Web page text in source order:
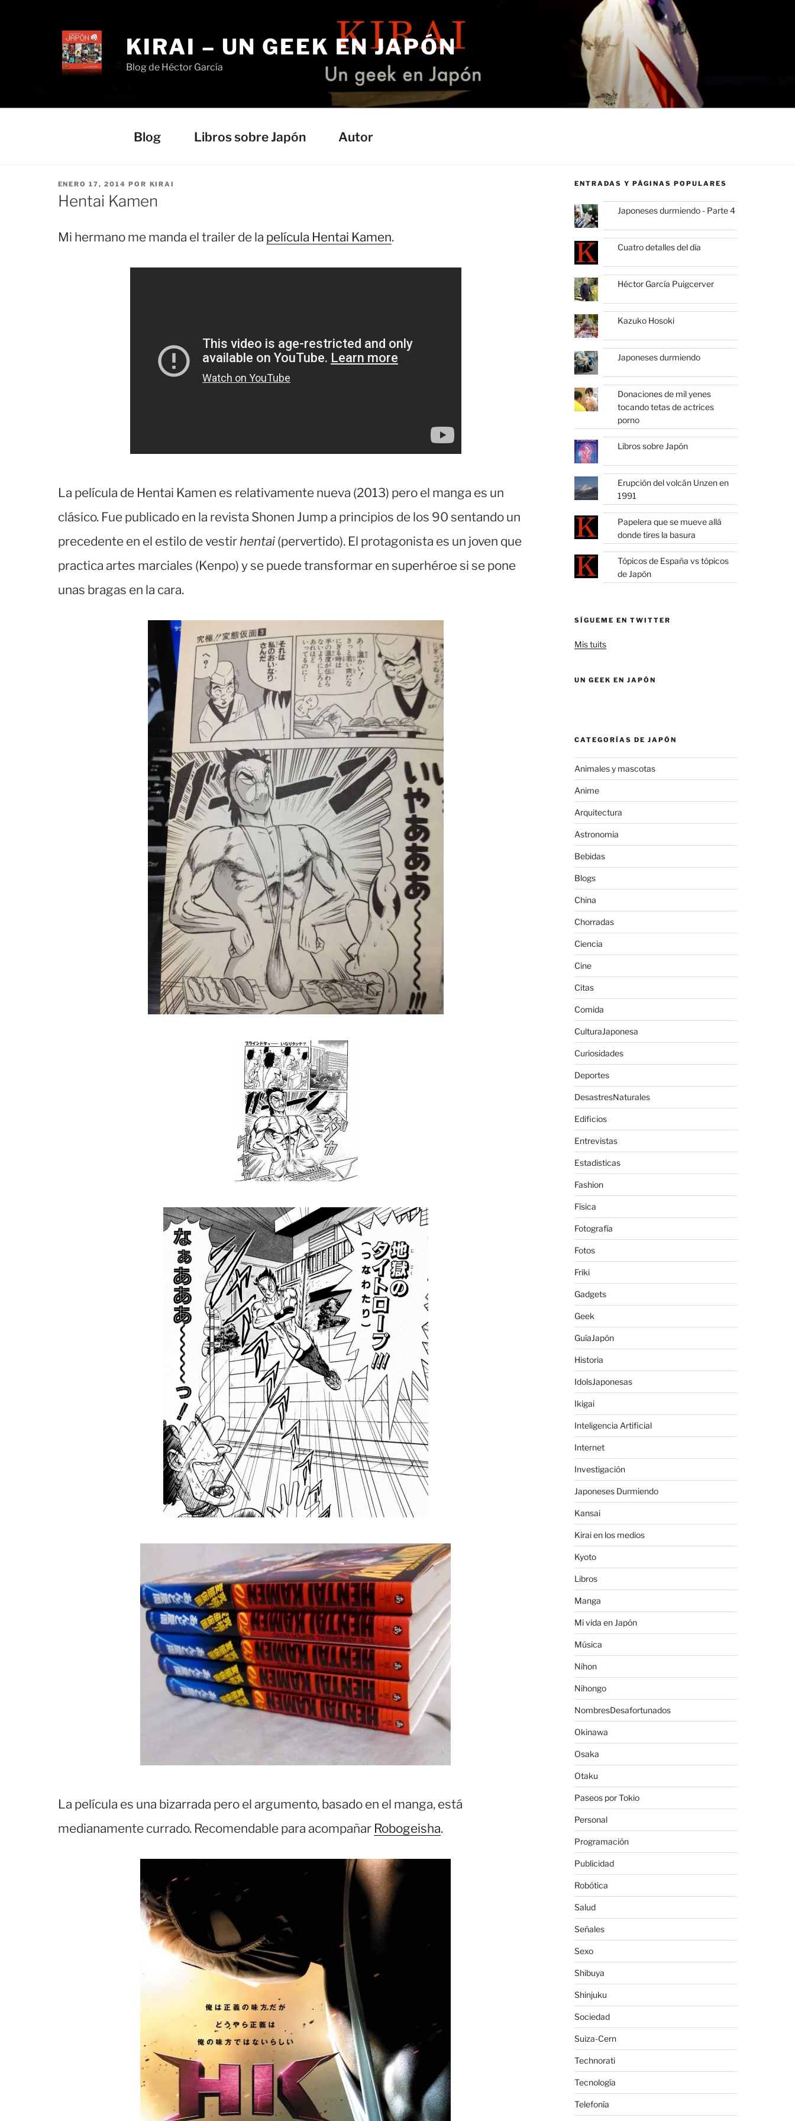
KIRAI – UN GEEK EN JAPÓN
Blog de Héctor García
Blog Libros sobre Japón Autor
PUBLICADO
EL
ENERO 17, 2014 POR KIRAI
Hentai Kamen
Mi hermano me manda el trailer de la película Hentai Kamen.
La película de Hentai Kamen es relativamente nueva (2013) pero el manga es un
clásico. Fue publicado en la revista Shonen Jump a principios de los 90 sentando un
precedente en el estilo de vestir hentai(pervertido). El protagonista es un joven que
practica artes marciales (Kenpo) y se puede transformar en superhéroe si se pone
unas bragas en la cara.
La película es una bizarrada pero el argumento, basado en el manga, está
medianamente currado. Recomendable para acompañar Robogeisha.
ENTRADAS Y PÁGINAS POPULARES
Japoneses durmiendo - Parte 4
Cuatro detalles del día
Héctor García Puigcerver
Kazuko Hosoki
Japoneses durmiendo
Donaciones de mil yenes
tocando tetas de actrices
porno
Libros sobre Japón
Erupción del volcán Unzen en
1991
Papelera que se mueve allá
donde tires la basura
Tópicos de España vs tópicos
de Japón
SÍGUEME EN TWITTER
Mis tuits
UN GEEK EN JAPÓN
CATEGORÍAS DE JAPÓN
Animales y mascotas
Anime
Arquitectura
Astronomia
Bebidas
Blogs
China
Chorradas
Ciencia
Cine
Citas
Comida
CulturaJaponesa
Curiosidades
Deportes
DesastresNaturales
Edificios
Entrevistas
Estadisticas
Fashion
Física
Fotografía
Fotos
Friki
Gadgets
Geek
GuíaJapón
Historia
IdolsJaponesas
Ikigai
Inteligencia Artificial
Internet
Investigación
Japoneses Durmiendo
Kansai
Kirai en los medios
Kyoto
Libros
Manga
Mi vida en Japón
Música
Nihon
Nihongo
NombresDesafortunados
Okinawa
Osaka
Otaku
Paseos por Tokio
Personal
Programación
Publicidad
Robótica
Salud
Señales
Sexo
Shibuya
Shinjuku
Sociedad
Suiza-Cern
Technorati
Tecnología
Telefonía